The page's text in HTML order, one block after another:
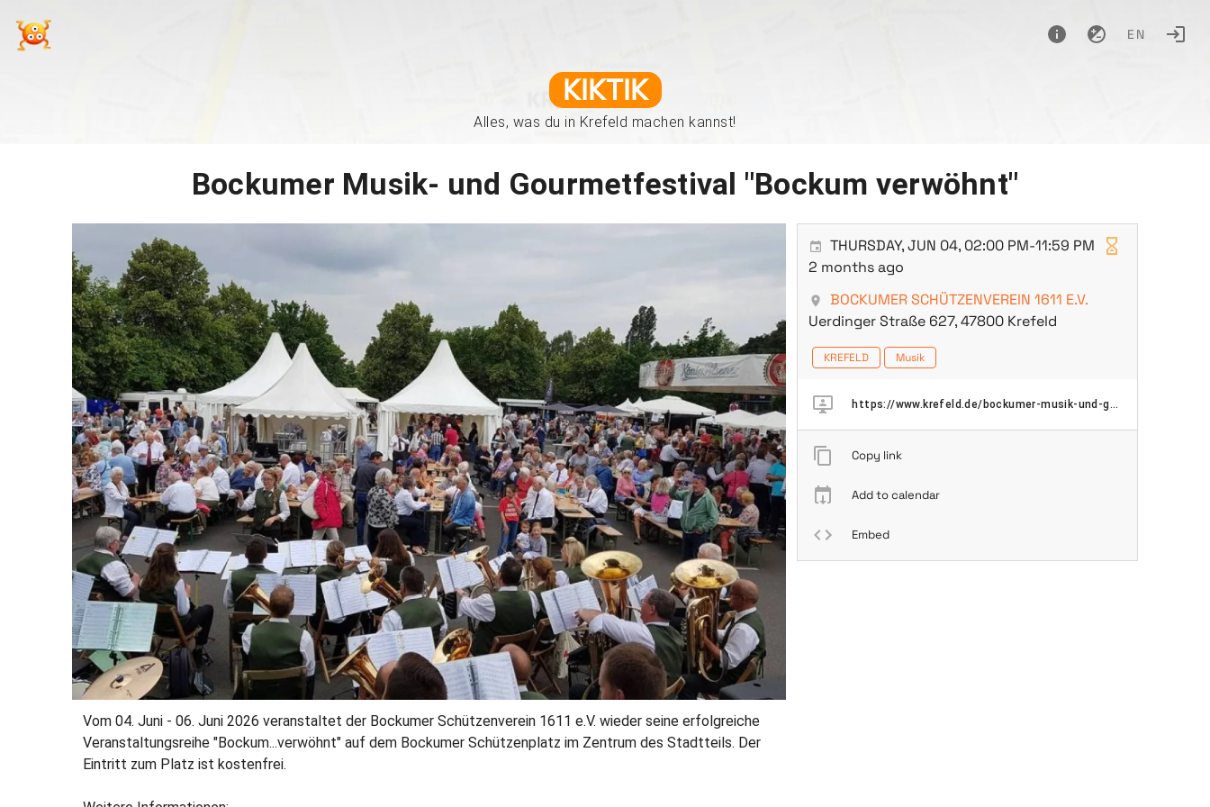
EN
KIKTIK
Alles, was du in Krefeld machen kannst!
Bockumer Musik- und Gourmetfestival "Bockum verwöhnt"
Vom 04. Juni - 06. Juni 2026 veranstaltet der Bockumer Schützenverein 1611 e.V. wieder seine erfolgreiche
Veranstaltungsreihe "Bockum...verwöhnt" auf dem Bockumer Schützenplatz im Zentrum des Stadtteils. Der
Eintritt zum Platz ist kostenfrei.
THURSDAY, JUN 04, 02:00 PM-11:59 PM
2 months ago
BOCKUMER SCHÜTZENVEREIN 1611 E.V.
Uerdinger Straße 627, 47800 Krefeld
KREFELD Musik
https://www.krefeld.de/bockumer-musik-und-gourmetfestival-bockum-verwoehnt
Copy link
Add to calendar
Embed